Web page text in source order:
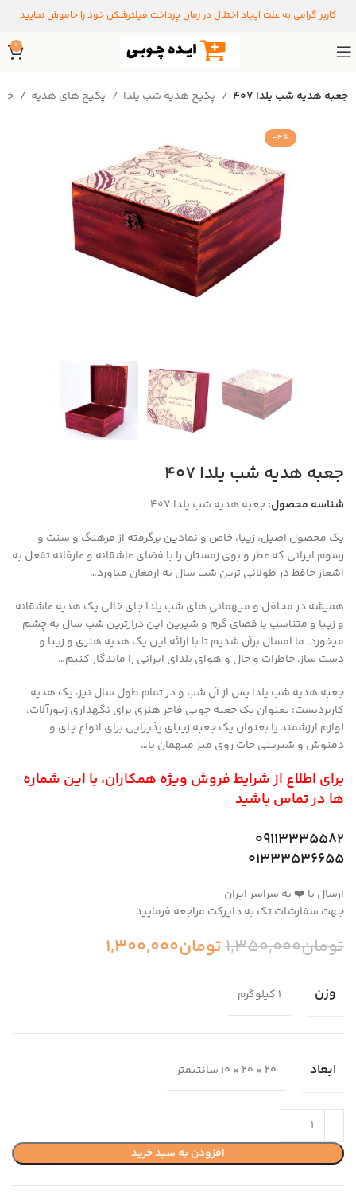
کاربر گرامی به علت ایجاد اختلال در زمان پرداخت فیلترشکن خود را خاموش نمایید
0
خانه جعبه هدیه شب یلدا ۴۰۷
-4%
جعبه هدیه شب یلدا ۴۰۷
شناسه محصول:جعبه هدیه شب یلدا ۴۰۷
یک محصول اصیل، زیبا، خاص و نمادین برگرفته از فرهنگ و سنت و
رسوم ایرانی که عطر و بوی زمستان را با فضای عاشقانه و عارفانه تفعل به
اشعار حافظ در طولانی ترین شب سال به ارمغان میاورد…
همیشه در محافل و میهمانی های شب یلدا جای خالی یک هدیه عاشقانه
و زیبا و متناسب با فضای گرم و شیرین این درازترین شب سال به چشم
میخورد. ما امسال برآن شدیم تا با ارائه این پک هدیه هنری و زیبا و
دست ساز، خاطرات و حال و هوای یلدای ایرانی را ماندگار کنیم…
جعبه هدیه شب یلدا پس از آن شب و در تمام طول سال نیز، یک هدیه
کاربردیست: بعنوان یک جعبه چوبی فاخر هنری برای نگهداری زیورآلات،
لوازم ارزشمند یا بعنوان یک جعبه زیبای پذیرایی برای انواع چای و
دمنوش و شیرینی جات روی میز میهمان یا…
برای اطلاع از شرایط فروش ویژه همکاران، با این شماره
ها در تماس باشید
09113335582
01333536655
ارسال با ❤️ به سراسر ایران
جهت سفارشات تک به دایرکت مراجعه فرمایید
تومان1,350,000تومان1,300,000
وزن 1 کیلوگرم
ابعاد 20 × 20 × 10 سانتیمتر
افزودن به سبد خرید